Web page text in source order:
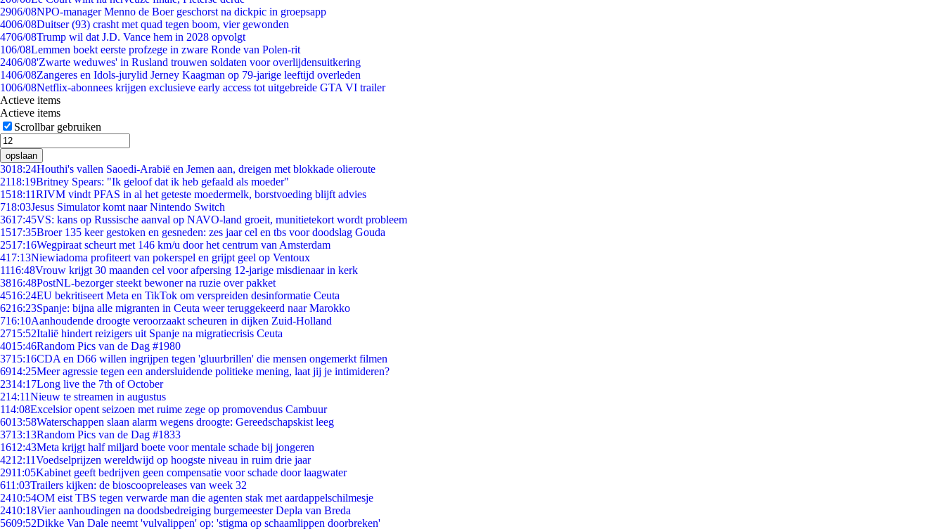
2906/08NPO-manager Menno de Boer geschorst na dickpic in groepsapp
4006/08Duitser (93) crasht met quad tegen boom, vier gewonden
4706/08Trump wil dat J.D. Vance hem in 2028 opvolgt
106/08Lemmen boekt eerste profzege in zware Ronde van Polen-rit
2406/08'Zwarte weduwes' in Rusland trouwen soldaten voor overlijdensuitkering
1406/08Zangeres en Idols-jurylid Jerney Kaagman op 79-jarige leeftijd overleden
1006/08Netflix-abonnees krijgen exclusieve early access tot uitgebreide GTA VI trailer
Actieve items
Actieve items
Scrollbar gebruiken
opslaan
3018:24Houthi's vallen Saoedi-Arabië en Jemen aan, dreigen met blokkade olieroute
2118:19Britney Spears: "Ik geloof dat ik heb gefaald als moeder"
1518:11RIVM vindt PFAS in al het geteste moedermelk, borstvoeding blijft advies
718:03Jesus Simulator komt naar Nintendo Switch
3617:45VS: kans op Russische aanval op NAVO-land groeit, munitietekort wordt probleem
1517:35Broer 135 keer gestoken en gesneden: zes jaar cel en tbs voor doodslag Gouda
2517:16Wegpiraat scheurt met 146 km/u door het centrum van Amsterdam
417:13Niewiadoma profiteert van pokerspel en grijpt geel op Ventoux
1116:48Vrouw krijgt 30 maanden cel voor afpersing 12-jarige misdienaar in kerk
3816:48PostNL-bezorger steekt bewoner na ruzie over pakket
4516:24EU bekritiseert Meta en TikTok om verspreiden desinformatie Ceuta
6216:23Spanje: bijna alle migranten in Ceuta weer teruggekeerd naar Marokko
716:10Aanhoudende droogte veroorzaakt scheuren in dijken Zuid-Holland
2715:52Italië hindert reizigers uit Spanje na migratiecrisis Ceuta
4015:46Random Pics van de Dag #1980
3715:16CDA en D66 willen ingrijpen tegen 'gluurbrillen' die mensen ongemerkt filmen
6914:25Meer agressie tegen een andersluidende politieke mening, laat jij je intimideren?
2314:17Long live the 7th of October
214:11Nieuw te streamen in augustus
114:08Excelsior opent seizoen met ruime zege op promovendus Cambuur
6013:58Waterschappen slaan alarm wegens droogte: Gereedschapskist leeg
3713:13Random Pics van de Dag #1833
1612:43Meta krijgt half miljard boete voor mentale schade bij jongeren
4212:11Voedselprijzen wereldwijd op hoogste niveau in ruim drie jaar
2911:05Kabinet geeft bedrijven geen compensatie voor schade door laagwater
611:03Trailers kijken: de bioscoopreleases van week 32
2410:54OM eist TBS tegen verwarde man die agenten stak met aardappelschilmesje
2410:18Vier aanhoudingen na doodsbedreiging burgemeester Depla van Breda
5609:52Dikke Van Dale neemt 'vulvalippen' op: 'stigma op schaamlippen doorbreken'